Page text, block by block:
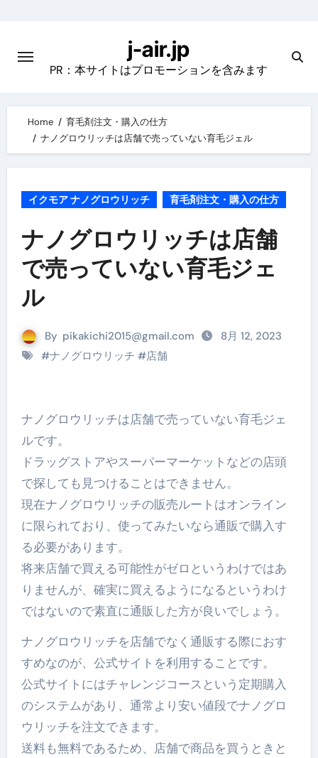
content
j-air.jp
PR：本サイトはプロモーションを含みます
Home
育毛剤注文・購入の仕方
ナノグロウリッチは店舗で売っていない育毛ジェル
イクモア ナノグロウリッチ 育毛剤注文・購入の仕方
ナノグロウリッチは店舗
で売っていない育毛ジェ
ル
By pikakichi2015@gmail.com
8月 12, 2023
#ナノグロウリッチ #店舗
ナノグロウリッチは店舗で売っていない育毛ジェ
ルです。
ドラッグストアやスーパーマーケットなどの店頭
で探しても見つけることはできません。
現在ナノグロウリッチの販売ルートはオンライン
に限られており、使ってみたいなら通販で購入す
る必要があります。
将来店舗で買える可能性がゼロというわけではあ
りませんが、確実に買えるようになるというわけ
ではないので素直に通販した方が良いでしょう。
ナノグロウリッチを店舗でなく通販する際におす
すめなのが、公式サイトを利用することです。
公式サイトにはチャレンジコースという定期購入
のシステムがあり、通常より安い値段でナノグロ
ウリッチを注文できます。
送料も無料であるため、店舗で商品を買うときと